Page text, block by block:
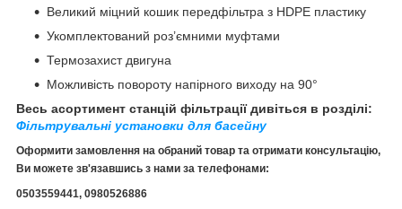
Великий міцний кошик передфільтра з HDPE пластику
Укомплектований роз’ємними муфтами
Термозахист двигуна
Можливість повороту напірного виходу на 90°
Весь асортимент станцій фільтрації дивіться в розділі:
Фільтрувальні установки для басейну
Оформити замовлення на обраний товар та отримати консультацію,
Ви можете зв'язавшись з нами за телефонами:
0503559441, 0980526886